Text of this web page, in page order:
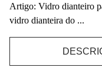
Artigo: Vidro dianteiro
vidro dianteira do ...